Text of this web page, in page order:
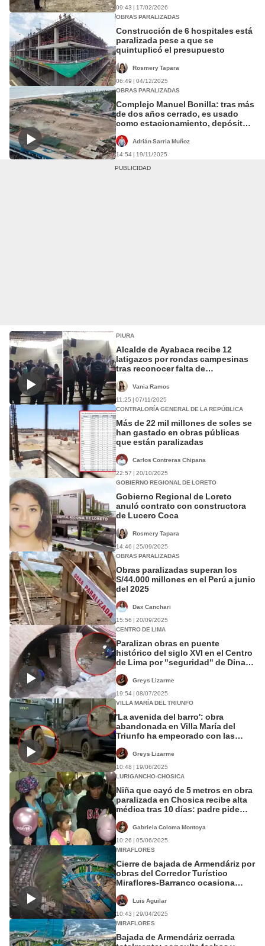
09:43 | 17/02/2026
OBRAS PARALIZADAS
Construcción de 6 hospitales está
paralizada pese a que se
quintuplicó el presupuesto
Rosmery Tapara
06:49 | 04/12/2025
OBRAS PARALIZADAS
Complejo Manuel Bonilla: tras más
de dos años cerrado, es usado
como estacionamiento, depósito y
Adrián Sarria Muñoz
14:54 | 19/11/2025
PIURA
Alcalde de Ayabaca recibe 12
latigazos por rondas campesinas
tras reconocer falta de
Vania Ramos
11:25 | 07/11/2025
CONTRALORÍA GENERAL DE LA REPÚBLICA
Más de 22 mil millones de soles se
han gastado en obras públicas
que están paralizadas
Carlos Contreras Chipana
22:57 | 20/10/2025
GOBIERNO REGIONAL DE LORETO
Gobierno Regional de Loreto
anuló contrato con constructora
de Lucero Coca
Rosmery Tapara
14:46 | 25/09/2025
OBRAS PARALIZADAS
Obras paralizadas superan los
S/44.000 millones en el Perú a junio
del 2025
Dax Canchari
15:56 | 20/09/2025
CENTRO DE LIMA
Paralizan obras en puente
histórico del siglo XVI en el Centro
de Lima por "seguridad" de Dina
Greys Lizarme
19:54 | 08/07/2025
VILLA MARÍA DEL TRIUNFO
'La avenida del barro': obra
abandonada en Villa María del
Triunfo ha empeorado con las
Greys Lizarme
10:48 | 19/06/2025
LURIGANCHO-CHOSICA
Niña que cayó de 5 metros en obra
paralizada en Chosica recibe alta
médica tras 10 días: padre pide
Gabriela Coloma Montoya
10:26 | 05/06/2025
MIRAFLORES
Cierre de bajada de Armendáriz por
obras del Corredor Turístico
Miraflores-Barranco ocasiona
Luis Aguilar
10:43 | 29/04/2025
MIRAFLORES
Bajada de Armendáriz cerrada